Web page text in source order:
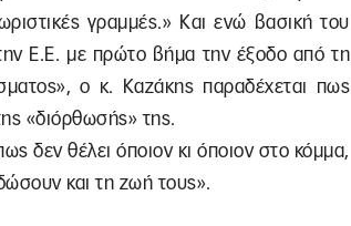
γραμμές.» Και ενώ βασική του
Ε.Ε. με πρώτο βήμα την έξοδο από τη
ο κ. Καζάκης παραδέχεται πως
«διόρθωσής» της.
δεν θέλει όποιον κι όποιον στο κόμμα,
και τη ζωή τους».